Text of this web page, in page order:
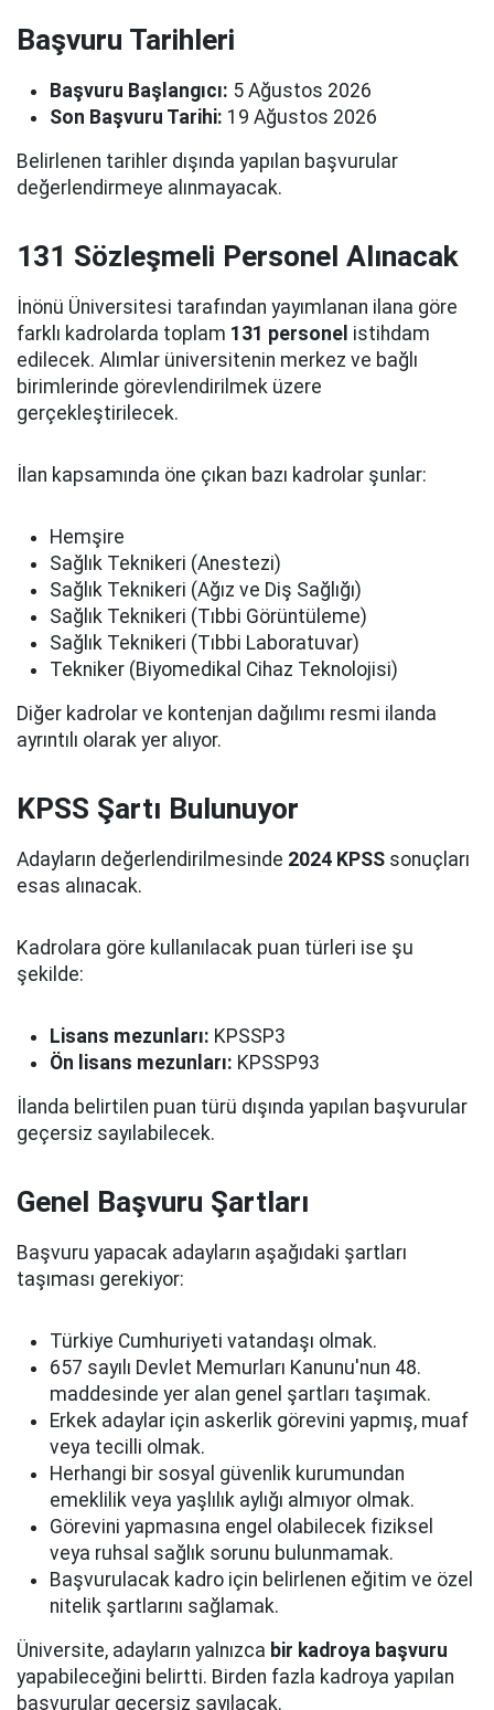
Başvuru Tarihleri
Başvuru Başlangıcı: 5 Ağustos 2026
Son Başvuru Tarihi: 19 Ağustos 2026
Belirlenen tarihler dışında yapılan başvurular
değerlendirmeye alınmayacak.
131 Sözleşmeli Personel Alınacak
İnönü Üniversitesi tarafından yayımlanan ilana göre
farklı kadrolarda toplam 131 personel istihdam
edilecek. Alımlar üniversitenin merkez ve bağlı
birimlerinde görevlendirilmek üzere
gerçekleştirilecek.
İlan kapsamında öne çıkan bazı kadrolar şunlar:
Hemşire
Sağlık Teknikeri (Anestezi)
Sağlık Teknikeri (Ağız ve Diş Sağlığı)
Sağlık Teknikeri (Tıbbi Görüntüleme)
Sağlık Teknikeri (Tıbbi Laboratuvar)
Tekniker (Biyomedikal Cihaz Teknolojisi)
Diğer kadrolar ve kontenjan dağılımı resmi ilanda
ayrıntılı olarak yer alıyor.
KPSS Şartı Bulunuyor
Adayların değerlendirilmesinde 2024 KPSS sonuçları
esas alınacak.
Kadrolara göre kullanılacak puan türleri ise şu
şekilde:
Lisans mezunları: KPSSP3
Ön lisans mezunları: KPSSP93
İlanda belirtilen puan türü dışında yapılan başvurular
geçersiz sayılabilecek.
Genel Başvuru Şartları
Başvuru yapacak adayların aşağıdaki şartları
taşıması gerekiyor:
Türkiye Cumhuriyeti vatandaşı olmak.
657 sayılı Devlet Memurları Kanunu'nun 48.
maddesinde yer alan genel şartları taşımak.
Erkek adaylar için askerlik görevini yapmış, muaf
veya tecilli olmak.
Herhangi bir sosyal güvenlik kurumundan
emeklilik veya yaşlılık aylığı almıyor olmak.
Görevini yapmasına engel olabilecek fiziksel
veya ruhsal sağlık sorunu bulunmamak.
Başvurulacak kadro için belirlenen eğitim ve özel
nitelik şartlarını sağlamak.
Üniversite, adayların yalnızca bir kadroya başvuru
yapabileceğini belirtti. Birden fazla kadroya yapılan
başvurular geçersiz sayılacak.